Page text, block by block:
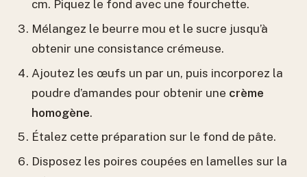
cm. Piquez le fond avec une fourchette.
Mélangez le beurre mou et le sucre jusqu’à
obtenir une consistance crémeuse.
Ajoutez les œufs un par un, puis incorporez la
poudre d’amandes pour obtenir une crème
homogène.
Étalez cette préparation sur le fond de pâte.
Disposez les poires coupées en lamelles sur la